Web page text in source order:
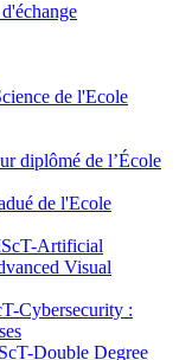
de l'Ecole
diplômé de l’École
de l'Ecole
Artificial
Visual
Cybersecurity :
Double Degree